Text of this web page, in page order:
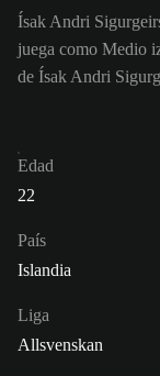
Ísak Andri
juega como Medio
de Ísak Andri
Edad
22
País
Islandia
Liga
Allsvenskan